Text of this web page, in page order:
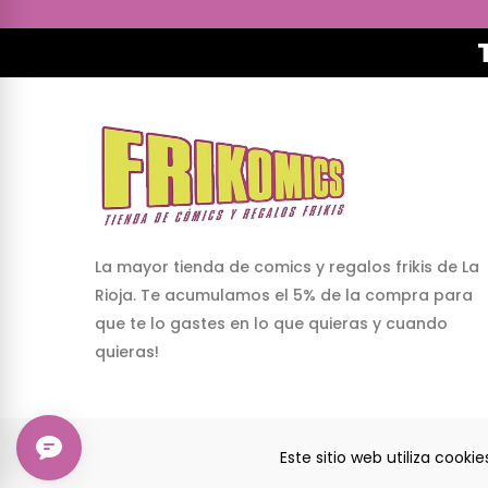
La mayor tienda de comics y regalos frikis de La
Rioja. Te acumulamos el 5% de la compra para
que te lo gastes en lo que quieras y cuando
quieras!
© 2024 Frikomics.com - Tienda de cómics y
Este sitio web utiliza